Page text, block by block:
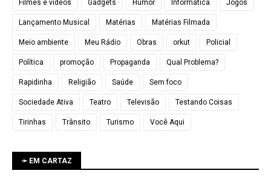
Filmes e vídeos Gadgets Humor Informática Jogos
Lançamento Musical Matérias Matérias Filmada
Meio ambiente Meu Rádio Obras orkut Policial
Política promoção Propaganda Qual Problema?
Rapidinha Religião Saúde Sem foco
Sociedade Ativa Teatro Televisão Testando Coisas
Tirinhas Trânsito Turismo Você Aqui
➛ EM CARTAZ